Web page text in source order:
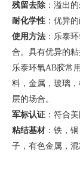
残留去除 ：溢出
耐化学性 ：优异
使用方法 ：乐泰
合。具有优异的
乐泰环氧AB胶常
料，金属，玻璃
层的场合。
军标认证 ：符合
粘结基材 ：铁，
子，有色金属，混